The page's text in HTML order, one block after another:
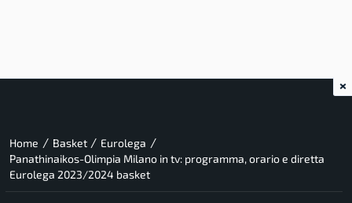
Home / Basket / Eurolega /
Panathinaikos-Olimpia Milano in tv: programma, orario e diretta
Eurolega 2023/2024 basket
×